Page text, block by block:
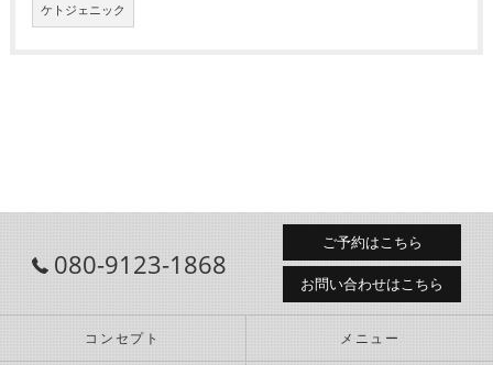
ケトジェニック
080-9123-1868
ご予約はこちら
お問い合わせはこちら
コンセプト メニュー